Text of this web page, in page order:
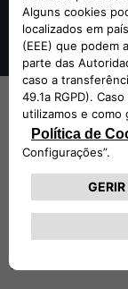
pista de corridas!
UMA
APOIAR